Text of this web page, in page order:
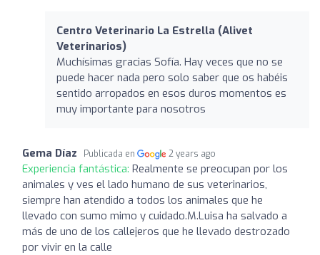
Centro Veterinario La Estrella (Alivet
Veterinarios)
Muchísimas gracias Sofía. Hay veces que no se
puede hacer nada pero solo saber que os habéis
sentido arropados en esos duros momentos es
muy importante para nosotros
Gema Díaz Publicada en 2 years ago
Experiencia fantástica: Realmente se preocupan por los
animales y ves el lado humano de sus veterinarios,
siempre han atendido a todos los animales que he
llevado con sumo mimo y cuidado.M.Luisa ha salvado a
más de uno de los callejeros que he llevado destrozado
por vivir en la calle